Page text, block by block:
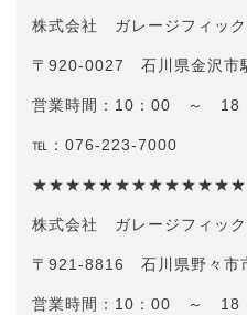
株式会社 ガレージフィッ
〒920-0027 石川県金沢市
営業時間：10：00 ～ 18
℡：076-223-7000
株式会社 ガレージフィッ
〒921-8816 石川県野々市
営業時間：10：00 ～ 18